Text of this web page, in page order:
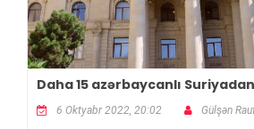
Daha 15 azərbaycanlı
6 Oktyabr 2022, 20:02 Gülşən